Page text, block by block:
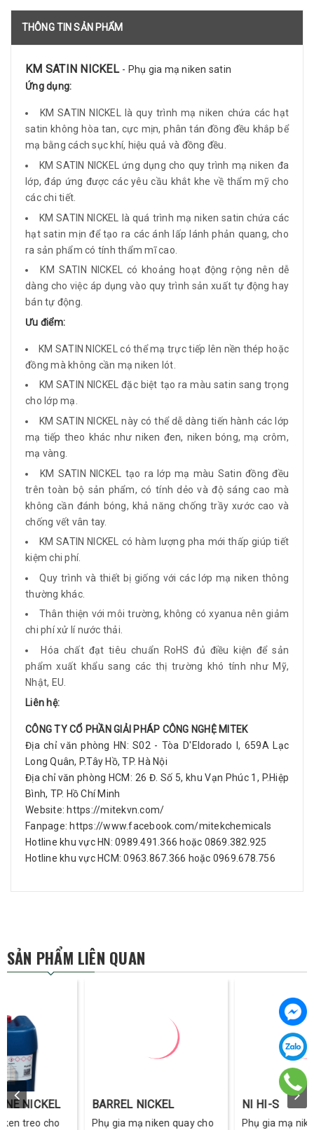
THÔNG TIN SẢN PHẨM
KM SATIN NICKEL - Phụ gia mạ niken satin
Ứng dụng:
KM SATIN NICKEL là quy trình mạ niken chứa các hạt
satin không hòa tan, cực mịn, phân tán đồng đều khắp bể
mạ bằng cách sục khí, hiệu quả và đồng đều.
KM SATIN NICKEL ứng dụng cho quy trình mạ niken đa
lớp, đáp ứng được các yêu cầu khắt khe về thẩm mỹ cho
các chi tiết.
KM SATIN NICKEL là quá trình mạ niken satin chứa các
hạt satin mịn để tạo ra các ánh lấp lánh phản quang, cho
ra sản phẩm có tính thẩm mĩ cao.
KM SATIN NICKEL có khoảng hoạt động rộng nên dễ
dàng cho việc áp dụng vào quy trình sản xuất tự động hay
bán tự động.
Ưu điểm:
KM SATIN NICKEL có thể mạ trực tiếp lên nền thép hoặc
đồng mà không cần mạ niken lót.
KM SATIN NICKEL đặc biệt tạo ra màu satin sang trọng
cho lớp mạ.
KM SATIN NICKEL này có thể dễ dàng tiến hành các lớp
mạ tiếp theo khác như niken đen, niken bóng, mạ crôm,
mạ vàng.
KM SATIN NICKEL tạo ra lớp mạ màu Satin đồng đều
trên toàn bộ sản phẩm, có tính dẻo và độ sáng cao mà
không cần đánh bóng, khả năng chống trầy xước cao và
chống vết vân tay.
KM SATIN NICKEL có hàm lượng pha mới thấp giúp tiết
kiệm chi phí.
Quy trình và thiết bị giống với các lớp mạ niken thông
thường khác.
Thân thiện với môi trường, không có xyanua nên giảm
chi phí xử lí nước thải.
Hóa chất đạt tiêu chuẩn RoHS đủ điều kiện để sản
phẩm xuất khẩu sang các thị trường khó tính như Mỹ,
Nhật, EU.
Liên hệ:
CÔNG TY CỔ PHẦN GIẢI PHÁP CÔNG NGHỆ MITEK
Địa chỉ văn phòng HN: S02 - Tòa D'Eldorado I, 659A Lạc
Long Quân, P.Tây Hồ, TP. Hà Nội
Địa chỉ văn phòng HCM: 26 Đ. Số 5, khu Vạn Phúc 1, P.Hiệp
Bình, TP. Hồ Chí Minh
Website: https://mitekvn.com/
Fanpage:https://www.facebook.com/mitekchemicals
Hotline khu vực HN: 0989.491.366 hoặc 0869.382.925
Hotline khu vực HCM: 0963.867.366 hoặc 0969.678.756
SẢN PHẨM LIÊN QUAN
BARREL NICKEL
Phụ gia mạ niken quay cho
Phụ gia mạ niken lưu